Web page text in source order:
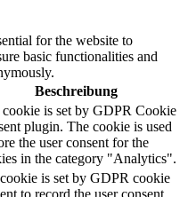
for the website to
basic functionalities and
Beschreibung
is set by GDPR Cookie
plugin. The cookie is used
the user consent for the
in the category "Analytics".
is set by GDPR cookie